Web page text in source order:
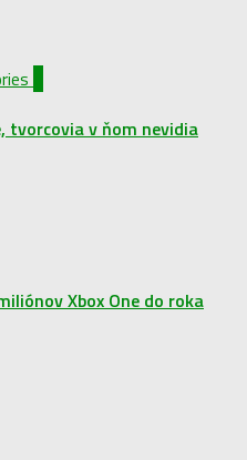
tvorcovia v ňom nevidia
Xbox One do roka